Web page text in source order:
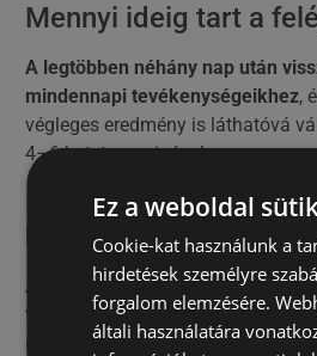
Mennyi ideig tart a
A legtöbben néhány nap után
mindennapi tevékenységeikhez,
végleges eredmény is láthatóvá
4–6 hetet vesz igénybe.
Maradnak látható
beavatkozás után?
A zsírleszívás nagyon apró
történik.A finom nyomok idővel
így mások nem veszik észre, hogy
Ez a weboldal
Cookie-kat használunk a
hirdetések személyre
forgalom elemzésére.
általi használatára